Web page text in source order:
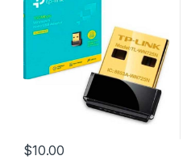
$10.00